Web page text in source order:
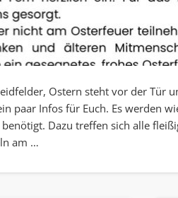
Ostern steht vor der Tür
paar Infos für Euch. Es werden
Dazu treffen sich alle
am …